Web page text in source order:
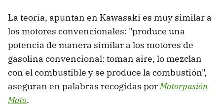
La teoría, apuntan en Kawasaki es muy similar a
los motores convencionales: "produce una
potencia de manera similar a los motores de
gasolina convencional: toman aire, lo mezclan
con el combustible y se produce la combustión",
aseguran en palabras recogidas porMotorpasión
Moto.